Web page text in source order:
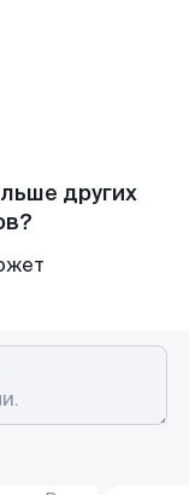
других